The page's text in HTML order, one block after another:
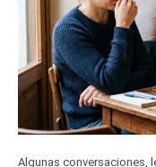
Algunas conversaciones,